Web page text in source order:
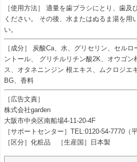
［使用方法］ 適量を歯ブラシにとり、歯及
ください。 その後、水またはぬるま湯を用
い。
［成分］ 炭酸Ca、水、グリセリン、セル
ントール、 グリチルリチン酸2K、オウゴン
ス、オタネニンジン 根エキス、ムクロジエ
BG、香料
［広告文責］
株式会社garden
大阪市中央区南船場4-11-20-4F
［サポートセンター］TEL:0120-54-7770（
［区分］化粧品 ［生産国］日本製